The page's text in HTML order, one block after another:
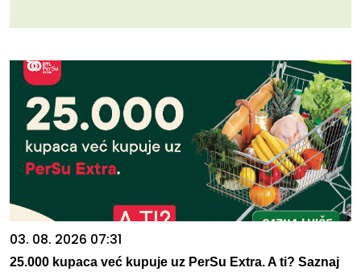
03. 08. 2026 07:31
25.000 kupaca već kupuje uz PerSu Extra. A ti? Saznaj